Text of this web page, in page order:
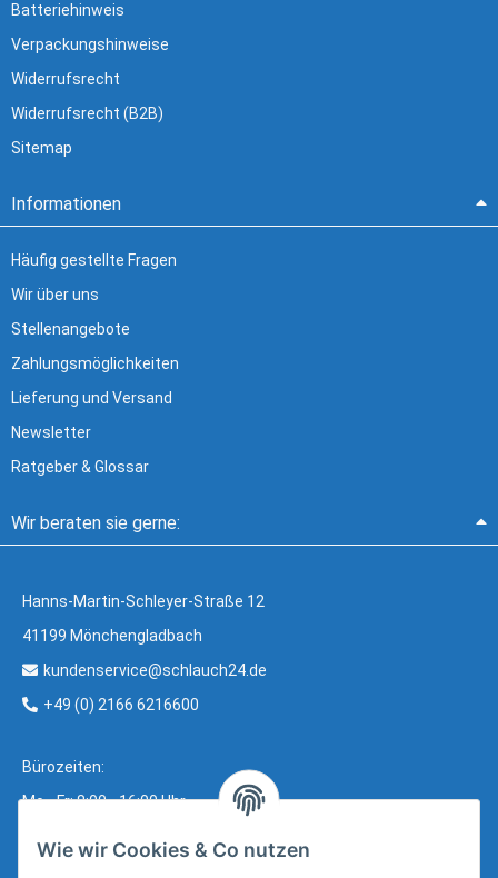
Batteriehinweis
Verpackungshinweise
Widerrufsrecht
Widerrufsrecht (B2B)
Sitemap
Informationen
Häufig gestellte Fragen
Wir über uns
Stellenangebote
Zahlungsmöglichkeiten
Lieferung und Versand
Newsletter
Ratgeber & Glossar
Wir beraten sie gerne:
Hanns-Martin-Schleyer-Straße 12
41199 Mönchengladbach
kundenservice@schlauch24.de
+49 (0) 2166 6216600
Bürozeiten:
Mo - Fr: 8:00 - 16:00 Uhr
Wie wir Cookies & Co nutzen